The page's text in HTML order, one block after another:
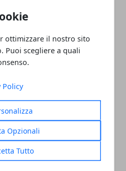
ottimizzare il nostro sito
Puoi scegliere a quali
Policy
Opzionali
Tutto